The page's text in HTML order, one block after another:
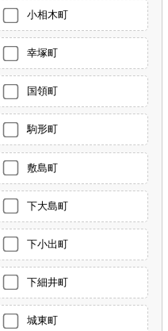
小相木町
幸塚町
国領町
駒形町
敷島町
下大島町
下小出町
下細井町
城東町